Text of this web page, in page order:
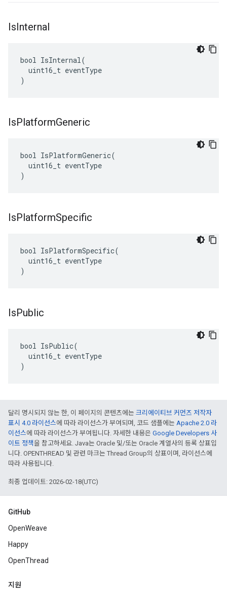
IsInternal
bool IsInternal(
  uint16_t eventType
)
IsPlatformGeneric
bool IsPlatformGeneric(
  uint16_t eventType
)
IsPlatformSpecific
bool IsPlatformSpecific(
  uint16_t eventType
)
IsPublic
bool IsPublic(
  uint16_t eventType
)
달리 명시되지 않는 한, 이 페이지의 콘텐츠에는 크리에이티브 커먼즈 저작자
표시 4.0 라이선스에 따라 라이선스가 부여되며, 코드 샘플에는 Apache 2.0 라
이선스에 따라 라이선스가 부여됩니다. 자세한 내용은 Google Developers 사
이트 정책을 참고하세요. Java는 Oracle 및/또는 Oracle 계열사의 등록 상표입
니다. OPENTHREAD 및 관련 마크는 Thread Group의 상표이며, 라이선스에
따라 사용됩니다.
최종 업데이트: 2026-02-18(UTC)
GitHub
OpenWeave
Happy
OpenThread
지원